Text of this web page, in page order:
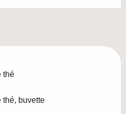
thé
thé, buvette